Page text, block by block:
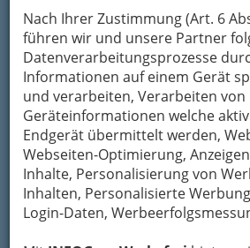
Nach Ihrer Zustimmung (Art. 6
führen wir und unsere Partner
Datenverarbeitungsprozesse
Informationen auf einem Gerät
und verarbeiten, Verarbeiten von
Geräteinformationen welche
Endgerät übermittelt werden,
Webseiten-Optimierung,
Inhalte, Personalisierung von
Inhalten, Personalisierte
Login-Daten,
Die
die
Weinstraße. Jedoch alle acht
Gaumenfreuden aus
Produktion. Das „Kulinarium
einen weitverbreiteten Ruf
Grenzen von Österreich hinaus.
Aber auch die Apfel-, Holz-,
Eisen- und Blumenstraße
unerwähnt bleiben, die mit